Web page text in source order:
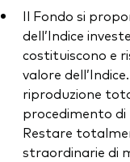
Il Fondo si
dell’Indice
costituiscono e
valore
riproduzione
procedimento di
Restare
straordinarie di